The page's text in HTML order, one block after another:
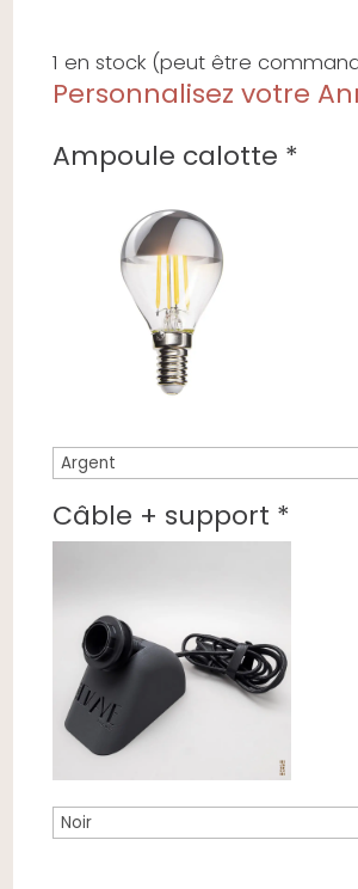
1 en stock (peut être
Personnalisez votre
Ampoule calotte *
Câble + support *